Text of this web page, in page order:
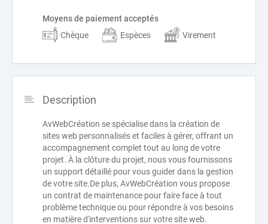
Moyens de paiement acceptés
Chèque
Espèces Virement
Description
AvWebCréation se spécialise dans la création de
sites web personnalisés et faciles à gérer, offrant un
accompagnement complet tout au long de votre
projet. À la clôture du projet, nous vous fournissons
un support détaillé pour vous guider dans la gestion
de votre site.De plus, AvWebCréation vous propose
un contrat de maintenance pour faire face à tout
problème technique ou pour répondre à vos besoins
en matière d'interventions sur votre site web.